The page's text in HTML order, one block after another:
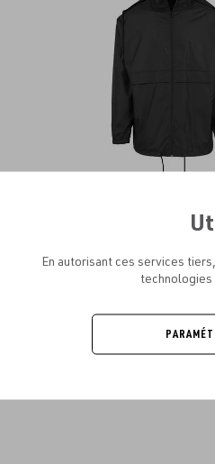
BUILD YOUR BRAND - NYLON
En autorisant ces services
technologies